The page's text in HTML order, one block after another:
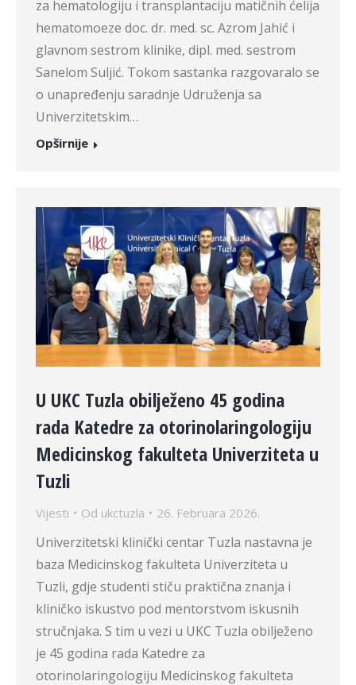
za hematologiju i transplantaciju matičnih ćelija
hematomoeze doc. dr. med. sc. Azrom Jahić i
glavnom sestrom klinike, dipl. med. sestrom
Sanelom Suljić. Tokom sastanka razgovaralo se
o unapređenju saradnje Udruženja sa
Univerzitetskim…
Opširnije
U UKC Tuzla obilježeno 45 godina
rada Katedre za otorinolaringologiju
Medicinskog fakulteta Univerziteta u
Tuzli
Vijesti Od ukctuzla 26. Februara 2026.
Univerzitetski klinički centar Tuzla nastavna je
baza Medicinskog fakulteta Univerziteta u
Tuzli, gdje studenti stiču praktična znanja i
kliničko iskustvo pod mentorstvom iskusnih
stručnjaka. S tim u vezi u UKC Tuzla obilježeno
je 45 godina rada Katedre za
otorinolaringologiju Medicinskog fakulteta